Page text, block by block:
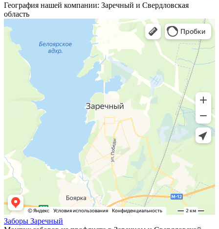
География нашей компании: Заречный и Свердловская
область
Заборы Заречный